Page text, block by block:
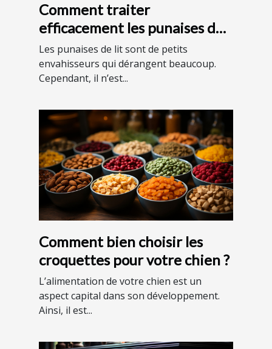
Comment traiter
efficacement les punaises de
lit ?
Les punaises de lit sont de petits
envahisseurs qui dérangent beaucoup.
Cependant, il n’est...
Comment bien choisir les
croquettes pour votre chien ?
L’alimentation de votre chien est un
aspect capital dans son développement.
Ainsi, il est...